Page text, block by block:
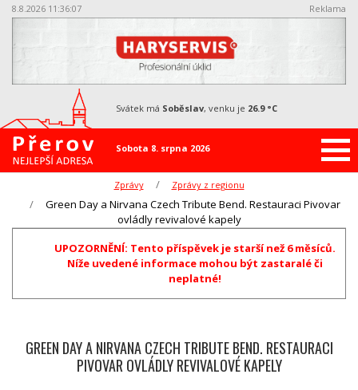
8.8.2026 11:36:07 Reklama
Sobota 8. srpna 2026
svátek má Soběslav, venku je 26.9 °C
Zprávy Zprávy z regionu
Green Day a Nirvana Czech Tribute Bend. Restauraci Pivovar
ovládly revivalové kapely
UPOZORNĚNÍ: Tento příspěvek je starší než 6 měsíců.
Níže uvedené informace mohou být zastaralé či
neplatné!
GREEN DAY A NIRVANA CZECH TRIBUTE BEND. RESTAURACI
PIVOVAR OVLÁDLY REVIVALOVÉ KAPELY